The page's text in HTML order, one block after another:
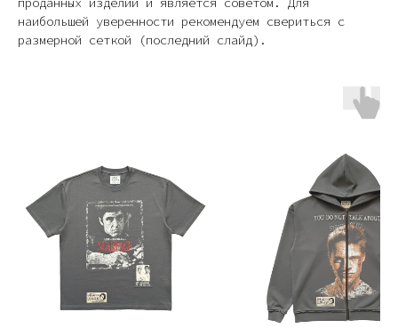
наибольшей уверенности рекомендуем свериться с
размерной сеткой (последний слайд).